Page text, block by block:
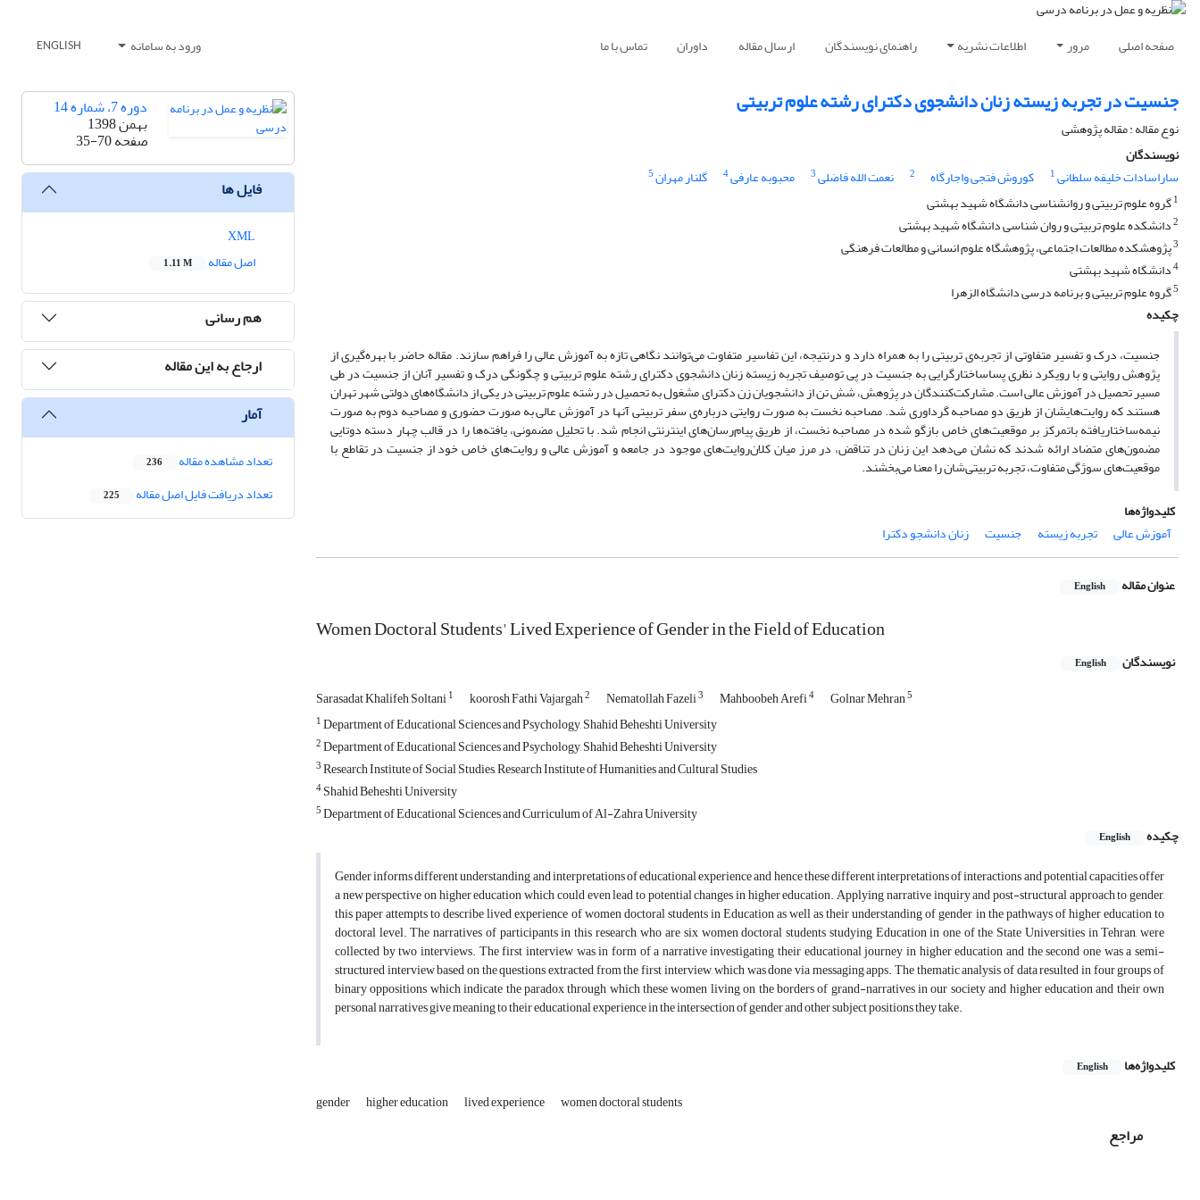
صفحه اصلی مرور اطلاعات نشریه راهنمای نویسندگان ارسال مقاله داوران تماس با ما ورود به سامانه ENGLISH
جنسیت در تجربه زیسته زنان دانشجوی دکترای رشته علوم تربیتی
نوع مقاله : مقاله پژوهشی
نویسندگان
ساراسادات خلیفه سلطانی1 کوروش فتجی واجارگاه 2 نعمت الله فاضلی3 محبوبه عارفی4 گلنار مهران5
1گروه علوم تربیتی و روانشناسی دانشگاه شهید بهشتی
2دانشکده علوم تربیتی و روان شناسی دانشگاه شهید بهشتی
3پژوهشکده مطالعات اجتماعی، پژوهشگاه علوم انسانی و مطالعات فرهنگی
4دانشگاه شهید بهشتی
5گروه علوم تربیتی و برنامه درسی دانشگاه الزهرا
چکیده
جنسیت، درک و تفسیر متفاوتی از تجربه‌ی تربیتی را به همراه دارد و درنتیجه، این تفاسیر متفاوت می‌توانند نگاهی تازه به آموزش عالی را فراهم سازند. مقاله حاضر با بهره‌گیری از
پژوهش روایتی و با رویکرد نظری پساساختارگرایی به جنسیت در پی توصیف تجربه زیسته زنان دانشجوی دکترای رشته علوم تربیتی و چگونگی درک و تفسیر آنان از جنسیت در طی
مسیر تحصیل در آموزش عالی است. مشارکت‌کنندگان در پژوهش، شش تن از دانشجویان زن دکترای مشغول به تحصیل در رشته علوم تربیتی در یکی از دانشگاه‌های دولتی شهر تهران
هستند که روایت‌هایشان از طریق دو مصاحبه گرداوری شد. مصاحبه نخست به صورت روایتی درباره‌ی سفر تربیتی آن‎ها در آموزش عالی به صورت حضوری و مصاحبه دوم به صورت
نیمه‌ساختاریافته باتمرکز بر موقعیت‌‌های خاص بازگو شده در مصاحبه نخست، از طریق پیام‌رسان‌های اینترنتی انجام شد. با تحلیل مضمونی، یافته‌ها را در قالب چهار دسته دوتایی
مضمون‌های متضاد ارائه شدند که نشان می‌دهد این زنان در تناقض، در مرز میان کلان‌روایت‌های موجود در جامعه و آموزش عالی و روایت‌های خاص خود از جنسیت در تقاطع با
موقعیت‌های سوژگی متفاوت، تجربه تربیتی‌شان را معنا می‌بخشند.
کلیدواژه‌ها
آموزش عالی
تجربه زیسته جنسیت زنان دانشجو دکترا
عنوان مقاله English
Women Doctoral Students' Lived Experience of Gender in the Field of Education
نویسندگان English
Sarasadat Khalifeh Soltani1 koorosh Fathi Vajargah2 Nematollah Fazeli3 Mahboobeh Arefi4 Golnar Mehran5
1Department of Educational Sciences and Psychology, Shahid Beheshti University
2Department of Educational Sciences and Psychology, Shahid Beheshti University
3Research Institute of Social Studies, Research Institute of Humanities and Cultural Studies
4Shahid Beheshti University
5Department of Educational Sciences and Curriculum of Al-Zahra University
چکیده
English
Gender informs different understanding and interpretations of educational experience and hence these different interpretations of interactions and potential capacities offer
a new perspective on higher education which could even lead to potential changes in higher education. Applying narrative inquiry and post-structural approach to gender,
this paper attempts to describe lived experience of women doctoral students in Education as well as their understanding of gender in the pathways of higher education to
doctoral level. The narratives of participants in this research, who are six women doctoral students studying Education in one of the State Universities in Tehran, were
collected by two interviews. The first interview was in form of a narrative investigating their educational journey in higher education and the second one was a semi-
structured interview based on the questions extracted from the first interview, which was done via messaging apps. The thematic analysis of data resulted in four groups of
binary oppositions which indicate the paradox through which these women living on the borders of grand-narratives in our society and higher education and their own
personal narratives give meaning to their educational experience in the intersection of gender and other subject positions they take.
کلیدواژه‌ها English
gender higher education lived experience women doctoral students
مراجع
دوره 7، شماره 14
بهمن 1398
صفحه35-70
فایل ها
اصل مقاله
1.11 M
هم رسانی
ارجاع به این مقاله
آمار
تعداد مشاهده مقاله 236
تعداد دریافت فایل اصل مقاله 225